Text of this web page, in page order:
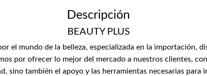
Descripción
BEAUTY PLUS
el mundo de la belleza, especializada en la importación,
por ofrecer lo mejor del mercado a nuestros clientes,
sino también el apoyo y las herramientas necesarias para